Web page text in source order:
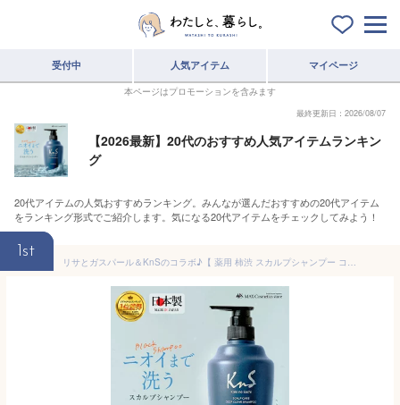
受付中 人気アイテム マイページ
本ページはプロモーションを含みます
最終更新日：2026/08/07
【2026最新】20代のおすすめ人気アイテムランキン
グ
20代アイテムの人気おすすめランキング。みんなが選んだおすすめの20代アイテム
をランキング形式でご紹介します。気になる20代アイテムをチェックしてみよう！
1st
リサとガスパール＆KnSのコラボ♪【 薬用 柿渋 スカルプシャンプー コンディショナー 】 KnS 柿のさち ボトル500mL 頭皮 柿渋 炭 フケ 頭皮臭 枕のにおい メンズスカルプシャンプー 薬用シャンプー メンズシャンプー 柿渋シャンプー 加齢臭 炭シャンプー 男性用 頭皮の匂い